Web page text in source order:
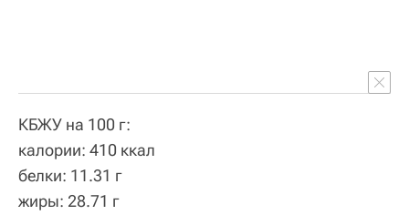
КБЖУ на 100 г:
калории: 410 ккал
белки: 11.31 г
жиры: 28.71 г